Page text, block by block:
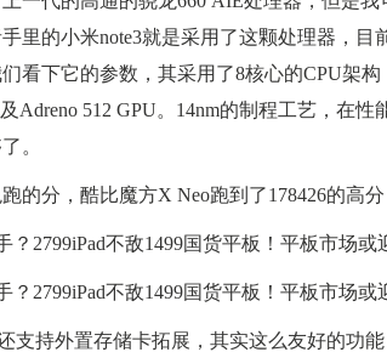
里的小米note3就是采用了这颗处理器，
看下它的参数，其采用了8核心的CPU架构
Adreno 512 GPU。14nm的制程工艺，在
。
的分，酷比魔方X Neo跑到了178426的高分
支持外置存储卡拓展，其实这么友好的功